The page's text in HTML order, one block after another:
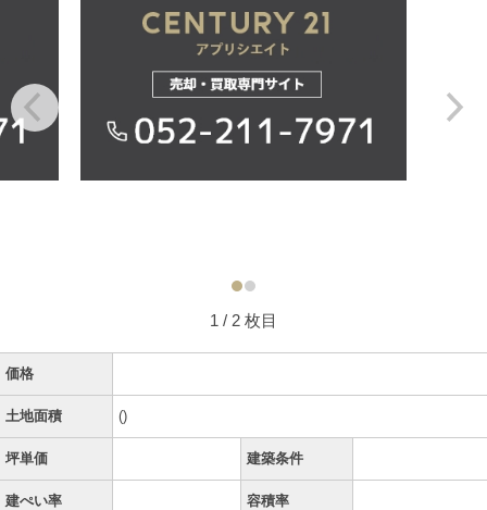
1 / 2 枚目
価格
土地面積 ()
坪単価 建築条件
建ぺい率 容積率